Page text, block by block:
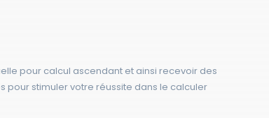
pour calcul ascendant et ainsi recevoir des
pour stimuler votre réussite dans le calculer